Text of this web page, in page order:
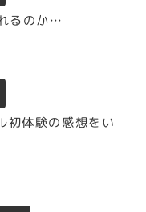
るのか…
初体験の感想をい